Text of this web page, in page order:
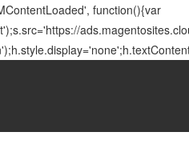
function(){var